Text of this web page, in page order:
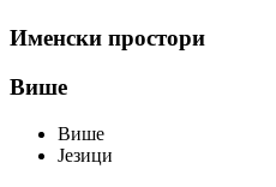
Именски простори
Више
Више
Језици